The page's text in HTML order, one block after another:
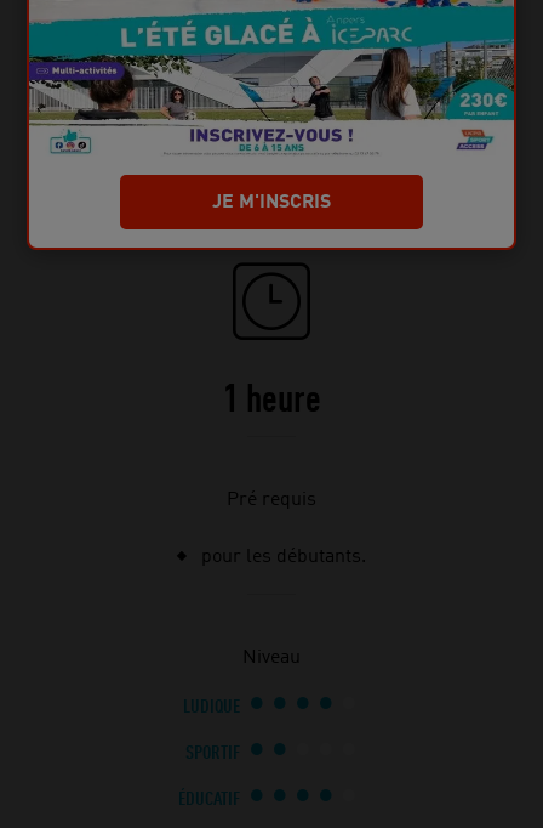
JE M'INSCRIS
À partir de 16 ans
Durée d'une séance
1 heure
Pré requis
pour les débutants.
Niveau
LUDIQUE
SPORTIF
ÉDUCATIF